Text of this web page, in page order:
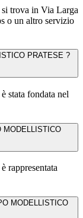
trova in Via Larga
o un altro servizio
PRATESE ?
fondata nel
MODELLISTICO
rappresentata
MODELLISTICO